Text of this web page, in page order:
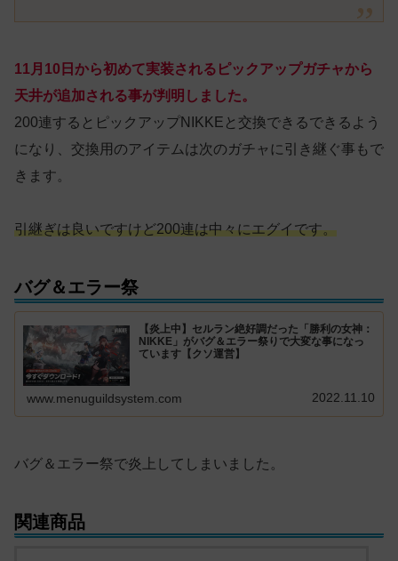
11月10日から初めて実装されるピックアップガチャから
天井が追加される事が判明しました。
200連するとピックアップNIKKEと交換できるできるよう
になり、交換用のアイテムは次のガチャに引き継ぐ事もで
きます。
引継ぎは良いですけど200連は中々にエグイです。
バグ＆エラー祭
【炎上中】セルラン絶好調だった「勝利の女神：
NIKKE」がバグ＆エラー祭りで大変な事になっ
ています【クソ運営】
www.menuguildsystem.com 2022.11.10
バグ＆エラー祭で炎上してしまいました。
関連商品